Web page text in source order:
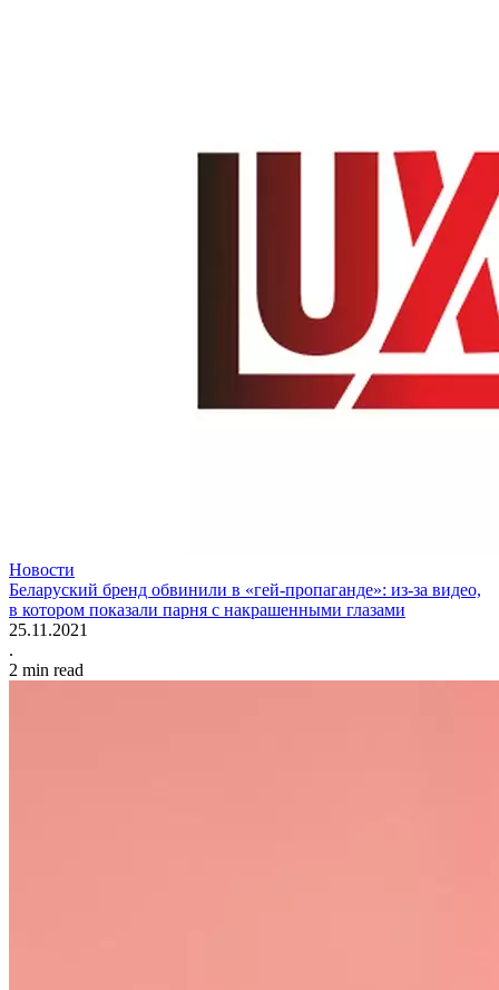
Новости
Беларуский бренд обвинили в «гей-пропаганде»: из-за видео,
в котором показали парня с накрашенными глазами
25.11.2021
.
2 min read